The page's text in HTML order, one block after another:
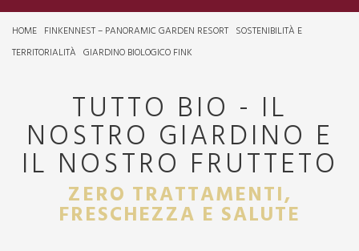
HOME FINKENNEST – PANORAMIC GARDEN RESORT SOSTENIBILITÀ E
TERRITORIALITÀ GIARDINO BIOLOGICO FINK
TUTTO BIO - IL
NOSTRO GIARDINO E
IL NOSTRO FRUTTETO
ZERO TRATTAMENTI,
FRESCHEZZA E SALUTE